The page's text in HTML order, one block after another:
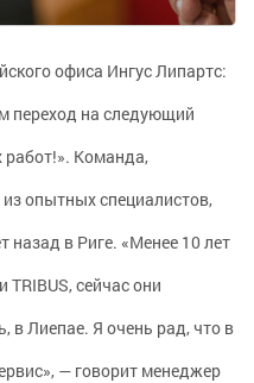
офиса Ингус Липартс:
переход на следующий
работ!». Команда,
опытных специалистов,
назад в Риге. «Менее 10 лет
сейчас они
в Лиепае. Я очень рад, что в
— говорит менеджер